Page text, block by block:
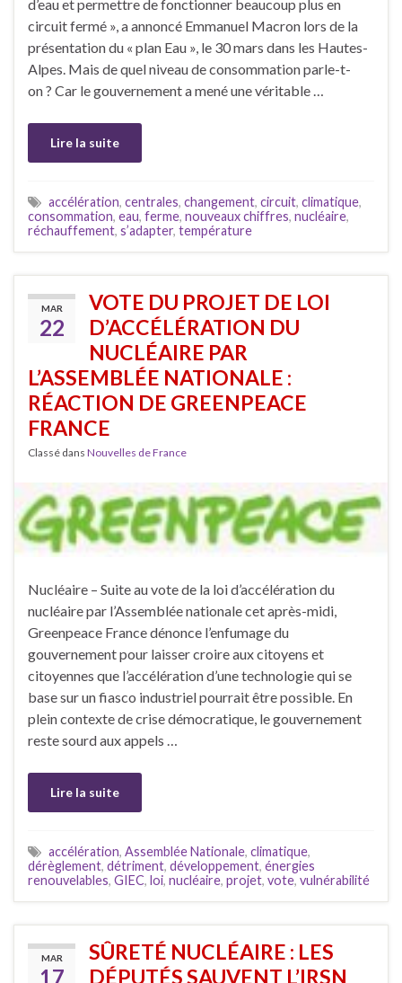
d’eau et permettre de fonctionner beaucoup plus en
circuit fermé », a annoncé Emmanuel Macron lors de la
présentation du « plan Eau », le 30 mars dans les Hautes-
Alpes. Mais de quel niveau de consommation parle-t-
on ? Car le gouvernement a mené une véritable …
Lire la suite
accélération, centrales, changement, circuit, climatique,
consommation, eau, ferme, nouveaux chiffres, nucléaire,
réchauffement, s’adapter, température
MAR
22
VOTE DU PROJET DE LOI
D’ACCÉLÉRATION DU
NUCLÉAIRE PAR
L’ASSEMBLÉE NATIONALE :
RÉACTION DE GREENPEACE
FRANCE
Classé dans Nouvelles de France
Nucléaire – Suite au vote de la loi d’accélération du
nucléaire par l’Assemblée nationale cet après-midi,
Greenpeace France dénonce l’enfumage du
gouvernement pour laisser croire aux citoyens et
citoyennes que l’accélération d’une technologie qui se
base sur un fiasco industriel pourrait être possible. En
plein contexte de crise démocratique, le gouvernement
reste sourd aux appels …
Lire la suite
accélération, Assemblée Nationale, climatique,
dérèglement, détriment, développement, énergies
renouvelables, GIEC, loi, nucléaire, projet, vote, vulnérabilité
MAR
17
SÛRETÉ NUCLÉAIRE : LES
DÉPUTÉS SAUVENT L’IRSN